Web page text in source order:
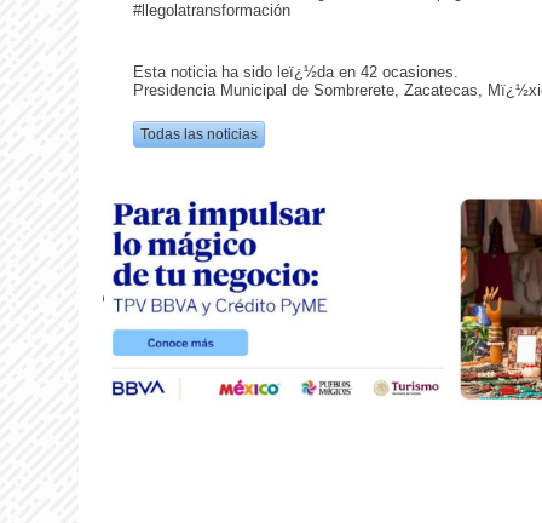
#llegolatransformación
Esta noticia ha sido leï¿½da en 42 ocasiones.
Presidencia Municipal de Sombrerete, Zacatecas,
Todas las noticias